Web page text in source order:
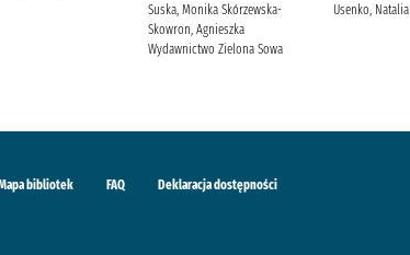
Suska, Monika Skórzewska-
Skowron, Agnieszka
Wydawnictwo Zielona Sowa
Usenko, Natalia
bibliotek FAQ Deklaracja dostępności